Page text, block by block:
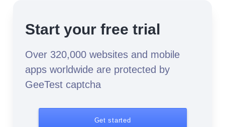
Start your free trial
Over 320,000 websites and mobile
apps worldwide are protected by
GeeTest captcha
Get started